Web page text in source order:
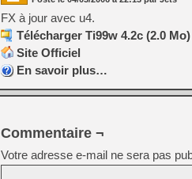
FX à jour avec u4.
Télécharger Ti99w 4.2c (2.0 Mo)
Site Officiel
En savoir plus…
Commentaire ¬
Votre adresse e-mail ne sera pas